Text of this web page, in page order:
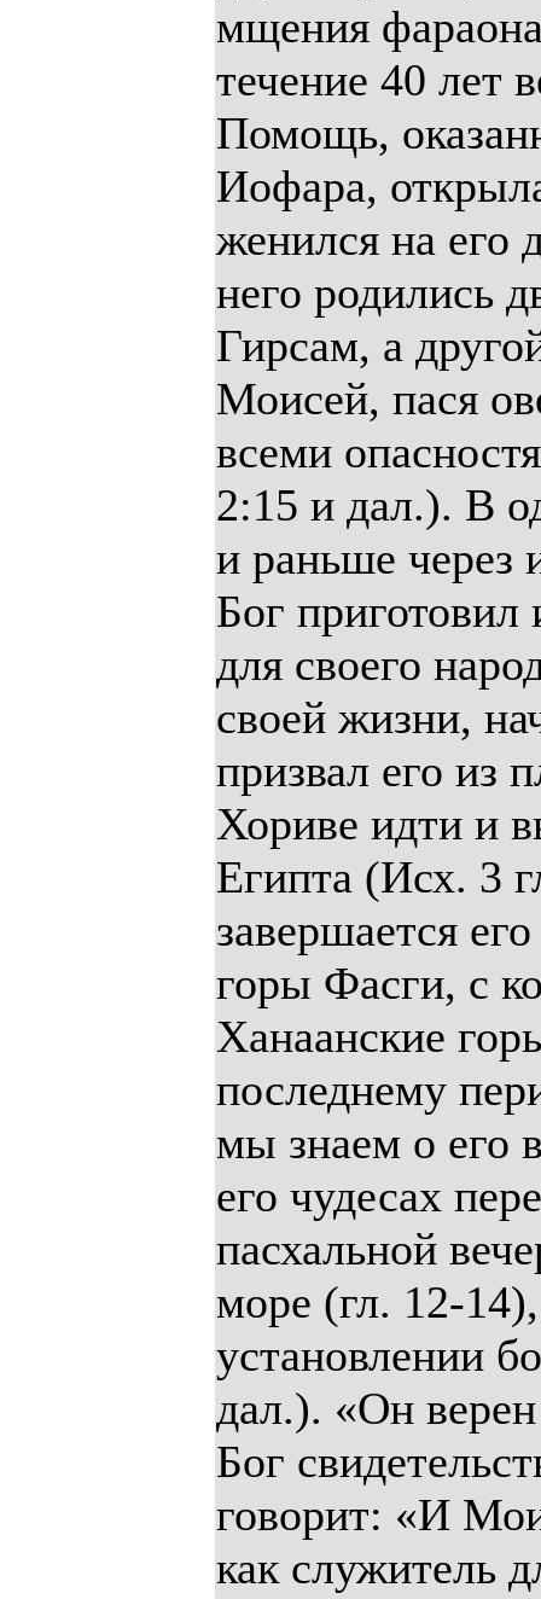
мщения
течение 40 лет
Помощь,
Иофара,
женился на его
него родились
Гирсам, а
Моисей, пася
всеми
2:15 и дал.). В
и раньше через
Бог приготовил
для своего
своей жизни,
призвал его из
Хориве идти и
Египта (Исх. 3
завершается
горы Фасги, с
Ханаанские
последнему
мы знаем о его
его чудесах
пасхальной
море (гл. 12-
установлении
дал.). «Он
Бог
говорит: «И
как служитель